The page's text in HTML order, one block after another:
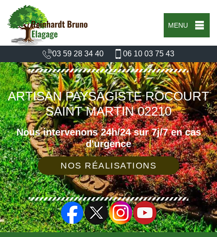
MENU
03 59 28 34 40 06 10 03 75 43
ARTISAN PAYSAGISTE ROCOURT
SAINT MARTIN 02210
Nous intervenons 24h/24 sur 7j/7 en cas
d'urgence
NOS RÉALISATIONS